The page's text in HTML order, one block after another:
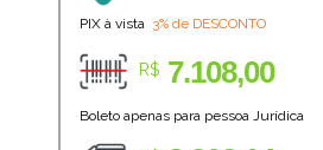
PIX à vista 3% de DESCONTO
R$ 7.108,00
Boleto apenas para pessoa Jurídica